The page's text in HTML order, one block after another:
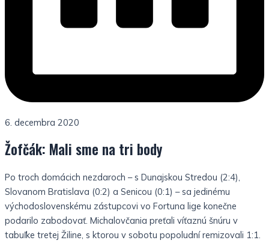
6. decembra 2020
Žofčák: Mali sme na tri body
Po troch domácich nezdaroch – s Dunajskou Stredou (2:4),
Slovanom Bratislava (0:2) a Senicou (0:1) – sa jedinému
východoslovenskému zástupcovi vo Fortuna lige konečne
podarilo zabodovať. Michalovčania preťali víťaznú šnúru v
tabuľke tretej Žiline, s ktorou v sobotu popoludní remizovali 1:1.